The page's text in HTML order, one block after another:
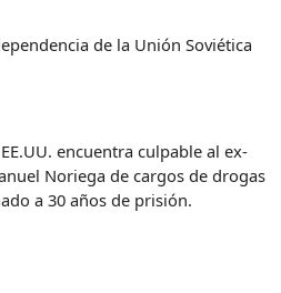
de la Unión Soviética
encuentra culpable al ex-
Noriega de cargos de drogas
a 30 años de prisión.